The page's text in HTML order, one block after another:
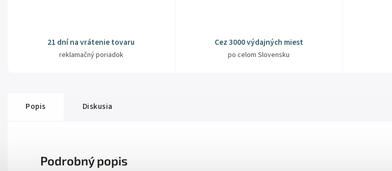
21 dní na vrátenie tovaru
reklamačný poriadok
Cez 3000 výdajných miest
po celom Slovensku
Popis Diskusia
Podrobný popis